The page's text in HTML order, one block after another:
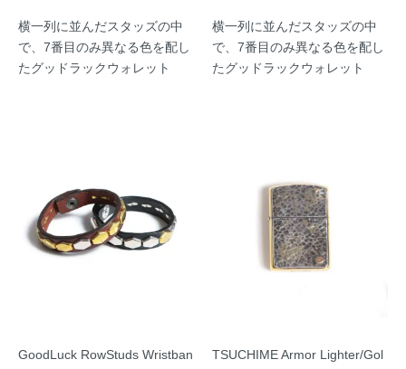
横一列に並んだスタッズの中
で、7番目のみ異なる色を配し
たグッドラックウォレット
横一列に並んだスタッズの中
で、7番目のみ異なる色を配し
たグッドラックウォレット
GoodLuck RowStuds Wristban
TSUCHIME Armor Lighter/Gol